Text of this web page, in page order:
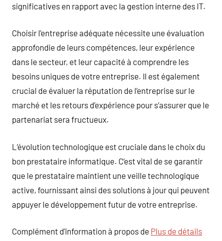
significatives en rapport avec la gestion interne des IT.
Choisir l’entreprise adéquate nécessite une évaluation
approfondie de leurs compétences, leur expérience
dans le secteur, et leur capacité à comprendre les
besoins uniques de votre entreprise. Il est également
crucial de évaluer la réputation de l’entreprise sur le
marché et les retours d’expérience pour s’assurer que le
partenariat sera fructueux.
L’évolution technologique est cruciale dans le choix du
bon prestataire informatique. C’est vital de se garantir
que le prestataire maintient une veille technologique
active, fournissant ainsi des solutions à jour qui peuvent
appuyer le développement futur de votre entreprise.
Complément d’information à propos de Plus de détails